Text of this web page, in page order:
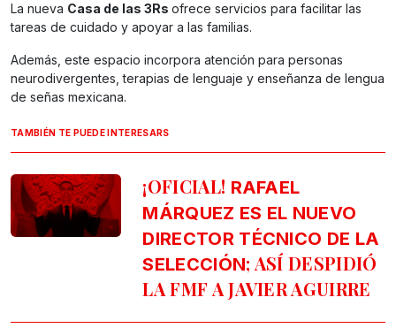
La nueva Casa de las 3Rs ofrece servicios para facilitar las
tareas de cuidado y apoyar a las familias.
Además, este espacio incorpora atención para personas
neurodivergentes, terapias de lenguaje y enseñanza de lengua
de señas mexicana.
TAMBIÉN TE PUEDE INTERESARS
¡OFICIAL! RAFAEL
MÁRQUEZ ES EL NUEVO
DIRECTOR TÉCNICO DE LA
SELECCIÓN; ASÍ DESPIDIÓ
LA FMF A JAVIER AGUIRRE